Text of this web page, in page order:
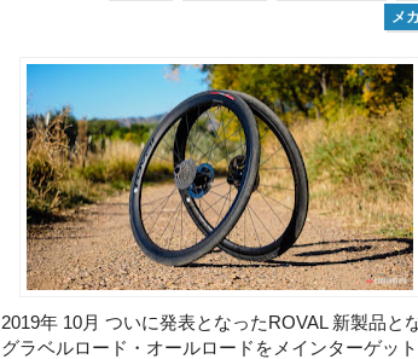
メ
2019年 10月 ついに発表となったROVAL 新製品と
グラベルロード・オールロードをメインターゲッ